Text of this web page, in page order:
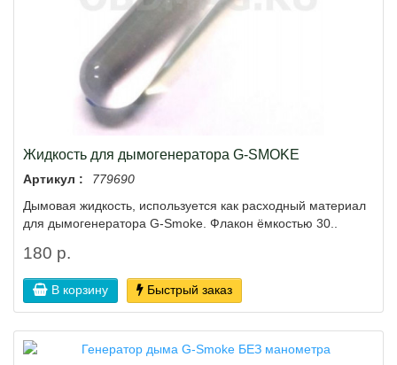
Жидкость для дымогенератора G-SMOKE
Артикул :
779690
Дымовая жидкость, используется как расходный материал
для дымогенератора G-Smoke. Флакон ёмкостью 30..
180 р.
В корзину Быстрый заказ